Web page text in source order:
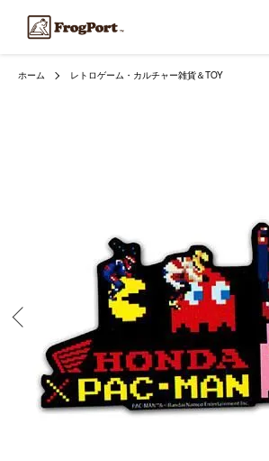
ホーム レトロゲーム・カルチャー雑貨＆TOY